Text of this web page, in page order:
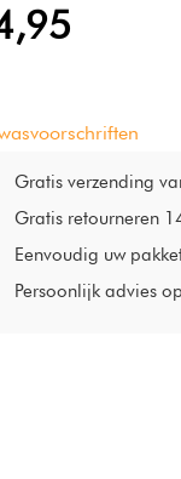
Gratis verzending
Gratis retourneren
Eenvoudig uw
Persoonlijk advies